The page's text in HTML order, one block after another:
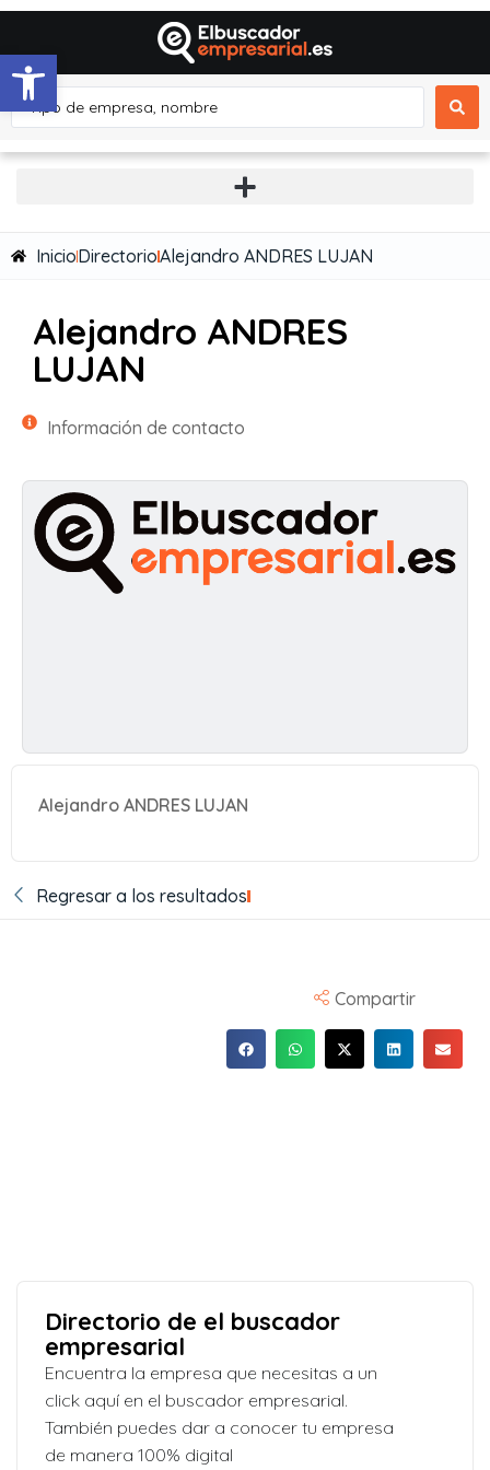
Abrir barra de herramientas
InicioDirectorioAlejandro ANDRES LUJAN
Alejandro ANDRES
LUJAN
Información de contacto
Alejandro ANDRES LUJAN
Regresar a los resultados
Compartir
Directorio de el buscador
empresarial
Encuentra la empresa que necesitas a un
click aquí en el buscador empresarial.
También puedes dar a conocer tu empresa
de manera 100% digital